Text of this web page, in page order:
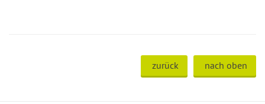
zurück nach oben